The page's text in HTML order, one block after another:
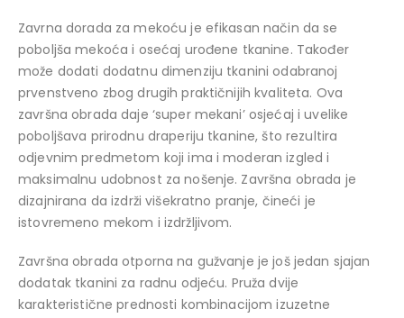
Zavrna dorada za mekoću je efikasan način da se
poboljša mekoća i osećaj urođene tkanine. Također
može dodati dodatnu dimenziju tkanini odabranoj
prvenstveno zbog drugih praktičnijih kvaliteta. Ova
završna obrada daje ‘super mekani’ osjećaj i uvelike
poboljšava prirodnu draperiju tkanine, što rezultira
odjevnim predmetom koji ima i moderan izgled i
maksimalnu udobnost za nošenje. Završna obrada je
dizajnirana da izdrži višekratno pranje, čineći je
istovremeno mekom i izdržljivom.
Završna obrada otporna na gužvanje je još jedan sjajan
dodatak tkanini za radnu odjeću. Pruža dvije
karakteristične prednosti kombinacijom izuzetne